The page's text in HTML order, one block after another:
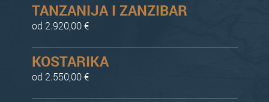
TANZANIJA I ZANZIBAR
od 2.920,00 €
KOSTARIKA
od 2.550,00 €